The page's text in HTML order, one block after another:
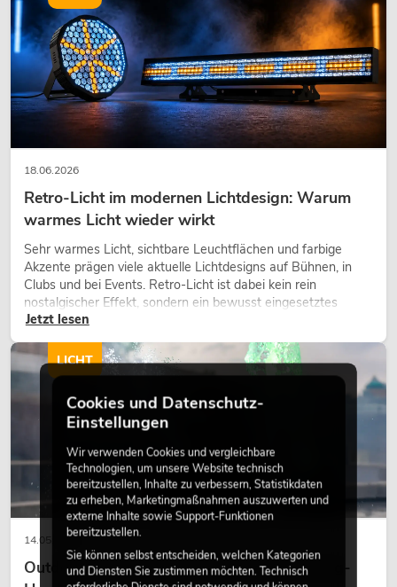
18.06.2026
Retro-Licht im modernen Lichtdesign: Warum
warmes Licht wieder wirkt
Sehr warmes Licht, sichtbare Leuchtflächen und farbige
Akzente prägen viele aktuelle Lichtdesigns auf Bühnen, in
Clubs und bei Events. Retro-Licht ist dabei kein rein
nostalgischer Effekt, sondern ein bewusst eingesetztes
Gestaltungsmittel: Es schafft Atmosphäre, gibt Szenen
wirken lassen.
Jetzt lesen
14.05.2026
Outdoor Moving-Heads: Wetterfeste Moving-
LICHT
Cookies und Datenschutz-
Einstellungen
Wir verwenden Cookies und vergleichbare
Technologien, um unsere Website technisch
bereitzustellen, Inhalte zu verbessern, Statistikdaten
zu erheben, Marketingmaßnahmen auszuwerten und
externe Inhalte sowie Support-Funktionen
bereitzustellen.
Sie können selbst entscheiden, welchen Kategorien
und Diensten Sie zustimmen möchten. Technisch